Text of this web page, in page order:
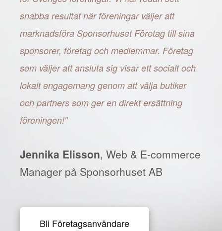
snabba resultat när föreningar väljer att
marknadsföra Sponsorhuset Företag till sina
sponsorer, företag och medlemmar. Företag
som väljer att ansluta sig visar ett socialt och
lokalt engagemang genom att välja butiker
och partners som ger en direkt ersättning
föreningen!"
Jennika Elisson, Web & E-commerce
Manager på Sponsorhuset AB
Bli Företagsanvändare